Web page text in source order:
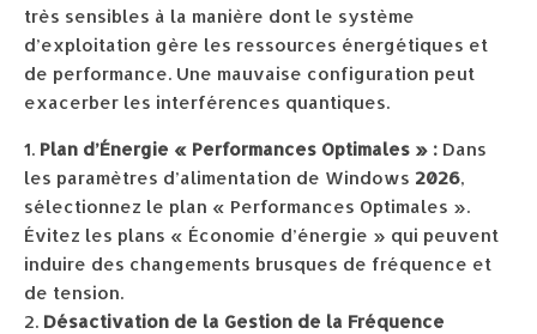
très sensibles à la manière dont le système
d’exploitation gère les ressources énergétiques et
de performance. Une mauvaise configuration peut
exacerber les interférences quantiques.
Plan d’Énergie « Performances Optimales » : Dans
les paramètres d’alimentation de Windows 2026,
sélectionnez le plan « Performances Optimales ».
Évitez les plans « Économie d’énergie » qui peuvent
induire des changements brusques de fréquence et
de tension.
Désactivation de la Gestion de la Fréquence